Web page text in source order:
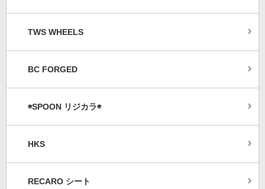
TWS WHEELS
BC FORGED
◉SPOON リジカラ◉
HKS
RECARO シート